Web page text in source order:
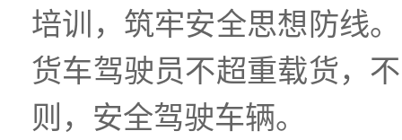
培训，筑牢安全思想防线
货车驾驶员不超重载货，
则，安全驾驶车辆。